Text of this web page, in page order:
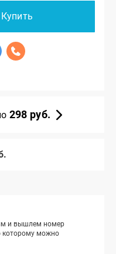
Купить
298 руб.
и вышлем номер
которому можно